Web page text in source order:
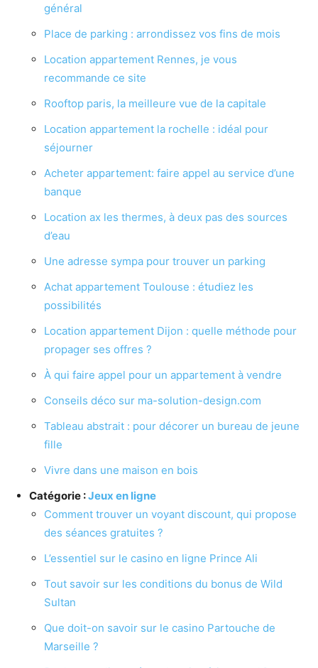
général
Place de parking : arrondissez vos fins de mois
Location appartement Rennes, je vous
recommande ce site
Rooftop paris, la meilleure vue de la capitale
Location appartement la rochelle : idéal pour
séjourner
Acheter appartement: faire appel au service d’une
banque
Location ax les thermes, à deux pas des sources
d’eau
Une adresse sympa pour trouver un parking
Achat appartement Toulouse : étudiez les
possibilités
Location appartement Dijon : quelle méthode pour
propager ses offres ?
À qui faire appel pour un appartement à vendre
Conseils déco sur ma-solution-design.com
Tableau abstrait : pour décorer un bureau de jeune
fille
Vivre dans une maison en bois
Catégorie :Jeux en ligne
Comment trouver un voyant discount, qui propose
des séances gratuites ?
L’essentiel sur le casino en ligne Prince Ali
Tout savoir sur les conditions du bonus de Wild
Sultan
Que doit-on savoir sur le casino Partouche de
Marseille ?